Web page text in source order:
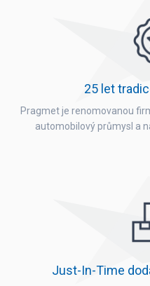
25 let
Pragmet je renomovanou
automobilový průmysl a
Just-In-Time